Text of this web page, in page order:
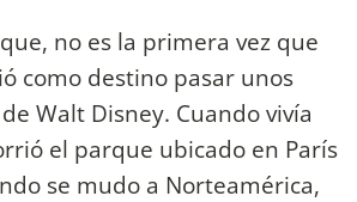
no es la primera vez que
como destino pasar unos
Walt Disney. Cuando vivía
el parque ubicado en París
se mudo a Norteamérica,